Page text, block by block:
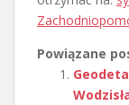
Powiązane